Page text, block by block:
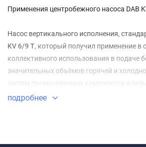
Применения центробежного насоса DAB
Насос вертикального исполнения,
KV 6/9 T, который получил применение в
коллективного использования в подаче
значительных объёмов горячей и
систем промышленных комплексов и
предприятий, оросительной и
подробнее